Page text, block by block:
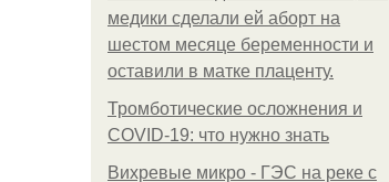
медики сделали ей аборт на
шестом месяце беременности и
оставили в матке плаценту.
Тромботические осложнения и
COVID-19: что нужно знать
Вихревые микро - ГЭС на реке с